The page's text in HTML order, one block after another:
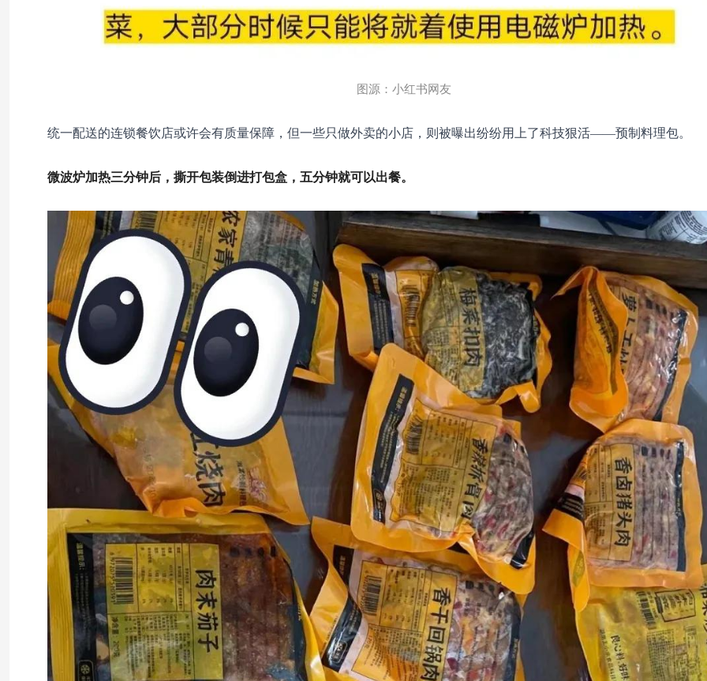
图源：小红书网友
统一配送的连锁餐饮店或许会有质量保障，但一些只做外卖的小店，则被曝出纷纷用上了科技狠活——预制料理包。
微波炉加热三分钟后，撕开包装倒进打包盒，五分钟就可以出餐。